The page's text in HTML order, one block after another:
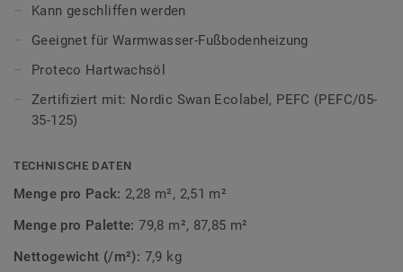
schützt die Oberfläche und sorgt für eine angenehme
Haptik. Heritage verbindet zeitlose Ästhetik mit natürlicher
Eleganz – für Wohnräume mit Persönlichkeit.
Erfahren Sie mehr über Tarkett Holzböden.
Kann geschliffen werden
Geeignet für Warmwasser-Fußbodenheizung
Proteco Hartwachsöl
Zertifiziert mit: Nordic Swan Ecolabel, PEFC (PEFC/05-
35-125)
TECHNISCHE DATEN
Menge pro Pack: 2,28 m², 2,51 m²
Menge pro Palette:79,8 m², 87,85 m²
Nettogewicht (/m²): 7,9 kg